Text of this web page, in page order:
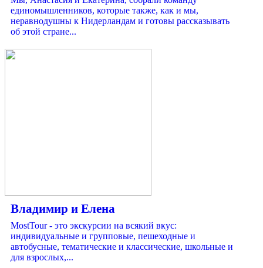
единомышленников, которые также, как и мы,
неравнодушны к Нидерландам и готовы рассказывать
об этой стране...
Владимир и Елена
MostTour - это экскурсии на всякий вкус:
индивидуальные и групповые, пешеходные и
автобусные, тематические и классические, школьные и
для взрослых,...